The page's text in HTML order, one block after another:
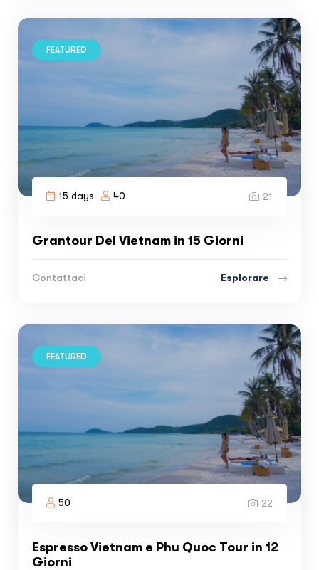
FEATURED
15 days 40 21
Grantour Del Vietnam in 15 Giorni
Contattaci Esplorare
FEATURED
50 22
Espresso Vietnam e Phu Quoc Tour in 12
Giorni